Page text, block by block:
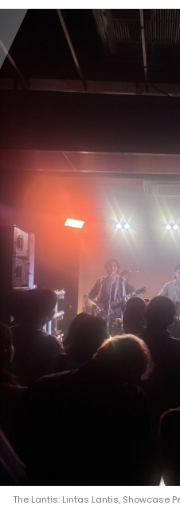
The Lantis: Lintas Lantis, Showcase